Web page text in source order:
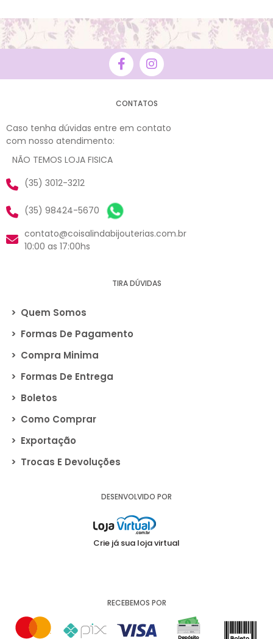
CONTATOS
Caso tenha dúvidas entre em contato
com nosso atendimento:
NÃO TEMOS LOJA FISICA
(35) 3012-3212
(35) 98424-5670
contato@coisalindabijouterias.com.br
10:00 as 17:00hs
TIRA DÚVIDAS
> Quem Somos
> Formas De Pagamento
> Compra Minima
> Formas De Entrega
> Boletos
> Como Comprar
> Exportação
> Trocas E Devoluções
DESENVOLVIDO POR
Crie já sua loja virtual
RECEBEMOS POR